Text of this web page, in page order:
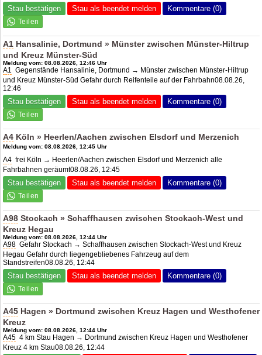
Stau bestätigen Stau als beendet melden Kommentare (0)
A1 Hansalinie, Dortmund » Münster zwischen Münster-Hiltrup
und Kreuz Münster-Süd
Meldung vom: 08.08.2026, 12:46 Uhr
A1 Gegenstände Hansalinie, Dortmund → Münster zwischen Münster-Hiltrup
und Kreuz Münster-Süd Gefahr durch Reifenteile auf der Fahrbahn08.08.26,
12:46
Stau bestätigen Stau als beendet melden Kommentare (0)
A4 Köln » Heerlen/Aachen zwischen Elsdorf und Merzenich
Meldung vom: 08.08.2026, 12:45 Uhr
A4 frei Köln → Heerlen/Aachen zwischen Elsdorf und Merzenich alle
Fahrbahnen geräumt08.08.26, 12:45
Stau bestätigen Stau als beendet melden Kommentare (0)
A98 Stockach » Schaffhausen zwischen Stockach-West und
Kreuz Hegau
Meldung vom: 08.08.2026, 12:44 Uhr
A98 Gefahr Stockach → Schaffhausen zwischen Stockach-West und Kreuz
Hegau Gefahr durch liegengebliebenes Fahrzeug auf dem
Standstreifen08.08.26, 12:44
Stau bestätigen Stau als beendet melden Kommentare (0)
A45 Hagen » Dortmund zwischen Kreuz Hagen und Westhofener
Kreuz
Meldung vom: 08.08.2026, 12:44 Uhr
A45 4 km Stau Hagen → Dortmund zwischen Kreuz Hagen und Westhofener
Kreuz 4 km Stau08.08.26, 12:44